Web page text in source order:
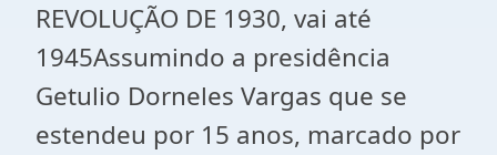
REVOLUÇÃO DE 1930, vai até
1945Assumindo a presidência
Getulio Dorneles Vargas que se
estendeu por 15 anos, marcado por